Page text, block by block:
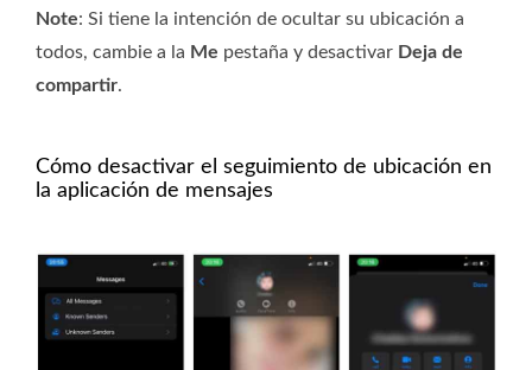
Note: Si tiene la intención de ocultar su ubicación a
todos, cambie a la Me pestaña y desactivar Deja de
compartir.
Cómo desactivar el seguimiento de ubicación en
la aplicación de mensajes